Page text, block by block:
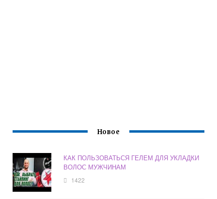
Новое
КАК ПОЛЬЗОВАТЬСЯ ГЕЛЕМ ДЛЯ УКЛАДКИ
ВОЛОС МУЖЧИНАМ
1422